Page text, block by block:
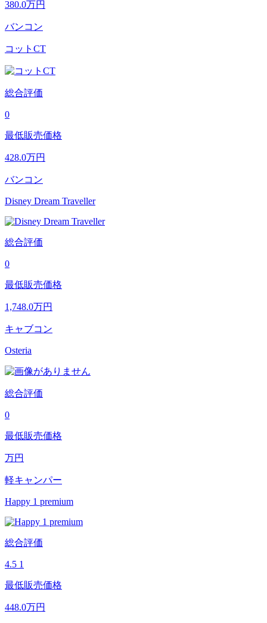
380.0万円
バンコン
コットCT
総合評価
0
最低販売価格
428.0万円
バンコン
Disney Dream Traveller
総合評価
0
最低販売価格
1,748.0万円
キャブコン
Osteria
総合評価
0
最低販売価格
万円
軽キャンパー
Happy 1 premium
総合評価
4.5 1
最低販売価格
448.0万円